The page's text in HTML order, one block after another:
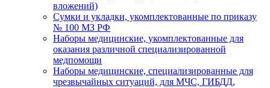
вложений)
Сумки и укладки, укомплектованные по приказу
№ 100 МЗ РФ
Наборы медицинские, укомплектованные для
оказания различной специализированной
медпомощи
Наборы медицинские, специализированные для
чрезвычайных ситуаций, для МЧС, ГИБДД,